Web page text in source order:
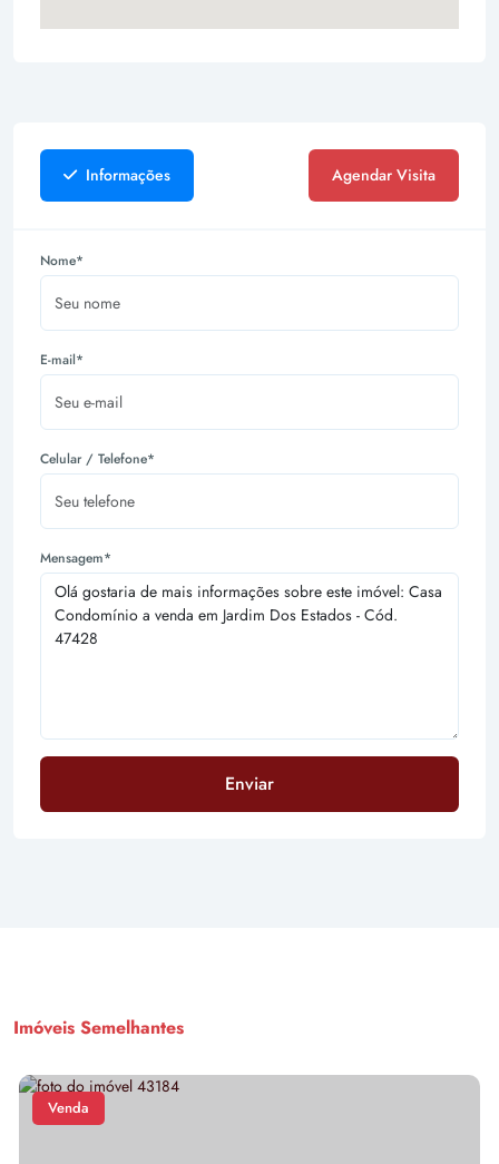
Informações Agendar Visita
Nome*
E-mail*
Celular / Telefone*
Mensagem*
Enviar
Imóveis Semelhantes
Venda